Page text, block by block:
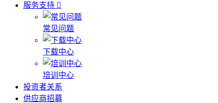
服务支持
常见问题
下载中心
培训中心
投资者关系
供应商招募